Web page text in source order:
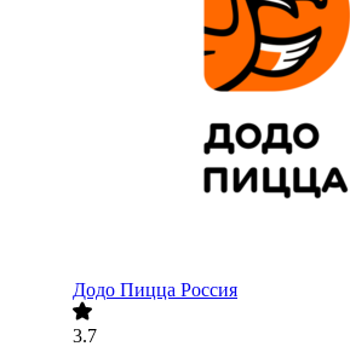
Додо Пицца Россия
3.7